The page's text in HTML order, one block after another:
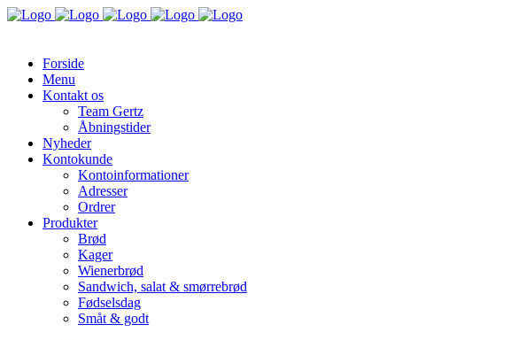
Forside
Menu
Kontakt os
Team Gertz
Åbningstider
Nyheder
Kontokunde
Kontoinformationer
Adresser
Ordrer
Produkter
Brød
Kager
Wienerbrød
Sandwich, salat & smørrebrød
Fødselsdag
Småt & godt